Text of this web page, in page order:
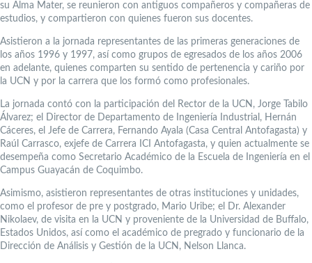
su Alma Mater, se reunieron con antiguos compañeros y compañeras de
estudios, y compartieron con quienes fueron sus docentes.
Asistieron a la jornada representantes de las primeras generaciones de
los años 1996 y 1997, así como grupos de egresados de los años 2006
en adelante, quienes comparten su sentido de pertenencia y cariño por
la UCN y por la carrera que los formó como profesionales.
La jornada contó con la participación del Rector de la UCN, Jorge Tabilo
Álvarez; el Director de Departamento de Ingeniería Industrial, Hernán
Cáceres, el Jefe de Carrera, Fernando Ayala (Casa Central Antofagasta) y
Raúl Carrasco, exjefe de Carrera ICI Antofagasta, y quien actualmente se
desempeña como Secretario Académico de la Escuela de Ingeniería en el
Campus Guayacán de Coquimbo.
Asimismo, asistieron representantes de otras instituciones y unidades,
como el profesor de pre y postgrado, Mario Uribe; el Dr. Alexander
Nikolaev, de visita en la UCN y proveniente de la Universidad de Buffalo,
Estados Unidos, así como el académico de pregrado y funcionario de la
Dirección de Análisis y Gestión de la UCN, Nelson Llanca.